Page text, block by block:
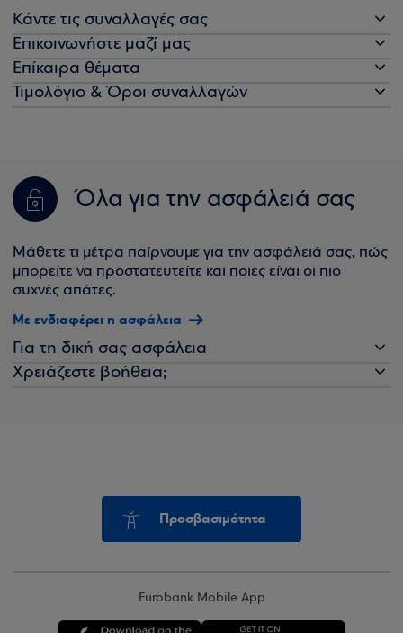
Κάντε τις συναλλαγές σας
Επικοινωνήστε μαζί μας
Επίκαιρα θέματα
Τιμολόγιο & Όροι συναλλαγών
Όλα για την ασφάλειά σας
Μάθετε τι μέτρα παίρνουμε για την ασφάλειά σας, πώς
μπορείτε να προστατευτείτε και ποιες είναι οι πιο
συχνές απάτες.
Με ενδιαφέρει η ασφάλεια
Για τη δική σας ασφάλεια
Χρειάζεστε βοήθεια;
Προσβασιμότητα
Eurobank Mobile App